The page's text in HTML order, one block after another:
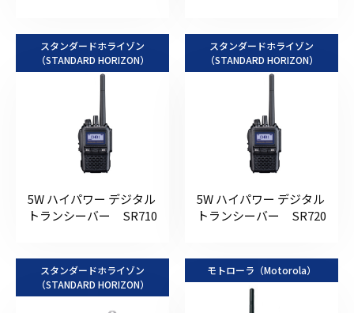
スタンダードホライゾン
（STANDARD HORIZON）
5W ハイパワー デジタル
トランシーバー SR710
スタンダードホライゾン
（STANDARD HORIZON）
5W ハイパワー デジタル
トランシーバー SR720
スタンダードホライゾン
（STANDARD HORIZON）
モトローラ（Motorola）